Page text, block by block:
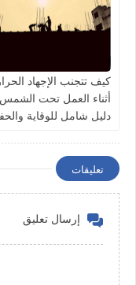
كيف تتجنب الإجهاد
أثناء العمل تحت
دليل شامل للوقاية
تعليقات
إرسال تعليق